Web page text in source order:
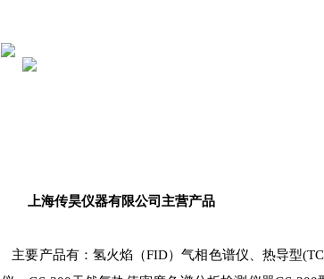
上海传昊仪器有限公司主营产品
主要产品有：氢火焰（FID）气相色谱仪、热导型